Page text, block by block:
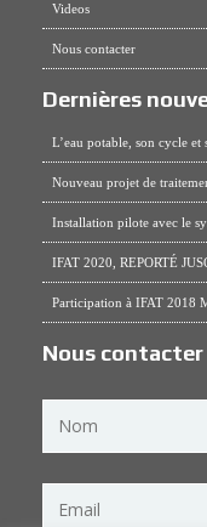
Videos
Nous contacter
Dernières
L’eau potable, son cycle et
Nouveau projet de
Installation pilote avec le
IFAT 2020, REPORTÉ
Participation à IFAT 2018
Nous contacter